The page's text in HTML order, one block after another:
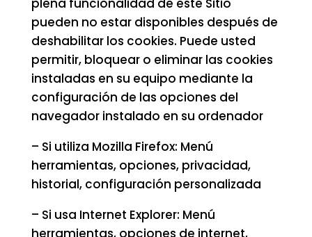
plena funcionalidad de este Sitio
pueden no estar disponibles después de
deshabilitar los cookies. Puede usted
permitir, bloquear o eliminar las cookies
instaladas en su equipo mediante la
configuración de las opciones del
navegador instalado en su ordenador
– Si utiliza Mozilla Firefox: Menú
herramientas, opciones, privacidad,
historial, configuración personalizada
– Si usa Internet Explorer: Menú